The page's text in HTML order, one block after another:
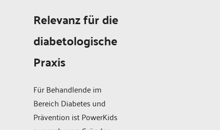
Relevanz für die
diabetologische
Praxis
Für Behandlende im
Bereich Diabetes und
Prävention ist PowerKids